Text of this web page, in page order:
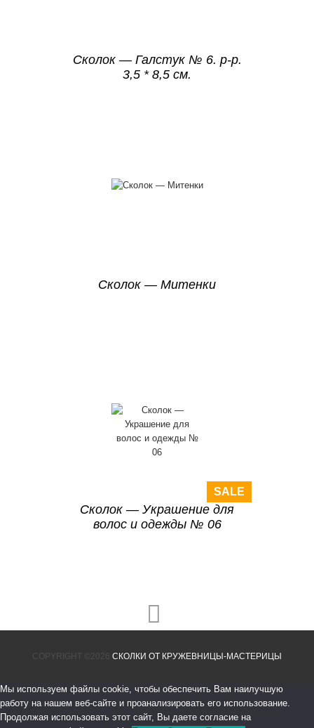
Сколок — Галстук № 6. р-р.
3,5 * 8,5 см.
Сколок — Митенки
SALE
Сколок — Украшение для
волос и одежды № 06
COPYRIGHT ©2026 СКОЛКИ ОТ КРУЖЕВНИЦЫ-МАСТЕРИЦЫ
Мы используем файлы cookie, чтобы обеспечить Вам наилучшую
работу на нашем веб-сайте и проанализировать его использование.
Продолжая использовать этот сайт, Вы даете согласие на